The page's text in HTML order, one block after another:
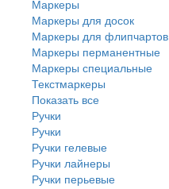
Маркеры
Маркеры для досок
Маркеры для флипчартов
Маркеры перманентные
Маркеры специальные
Текстмаркеры
Показать все
Ручки
Ручки
Ручки гелевые
Ручки лайнеры
Ручки перьевые